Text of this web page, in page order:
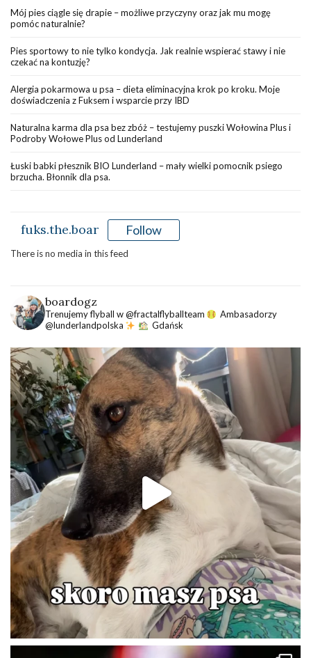
Mój pies ciągle się drapie – możliwe przyczyny oraz jak mu mogę
pomóc naturalnie?
Pies sportowy to nie tylko kondycja. Jak realnie wspierać stawy i nie
czekać na kontuzję?
Alergia pokarmowa u psa – dieta eliminacyjna krok po kroku. Moje
doświadczenia z Fuksem i wsparcie przy IBD
Naturalna karma dla psa bez zbóż – testujemy puszki Wołowina Plus i
Podroby Wołowe Plus od Lunderland
Łuski babki płesznik BIO Lunderland – mały wielki pomocnik psiego
brzucha. Błonnik dla psa.
fuks.the.boar Follow
There is no media in this feed
boardogz
Trenujemy flyball w @fractalflyballteam
Ambasadorzy
@lunderlandpolska
Gdańsk